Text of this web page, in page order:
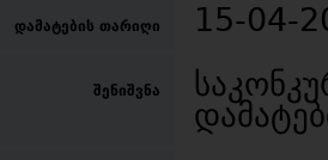
დამატების თარიღი 15-04-
შენიშვნა